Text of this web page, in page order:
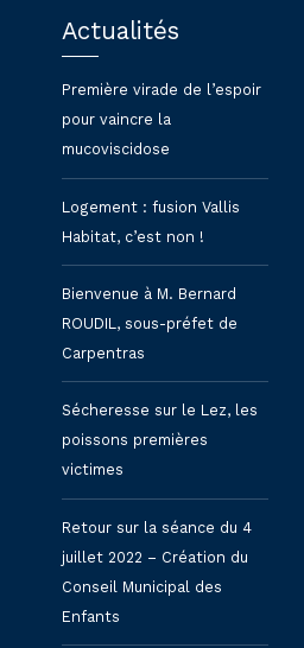
Actualités
Première virade de l’espoir
pour vaincre la
mucoviscidose
Logement : fusion Vallis
Habitat, c’est non !
Bienvenue à M. Bernard
ROUDIL, sous-préfet de
Carpentras
Sécheresse sur le Lez, les
poissons premières
victimes
Retour sur la séance du 4
juillet 2022 – Création du
Conseil Municipal des
Enfants